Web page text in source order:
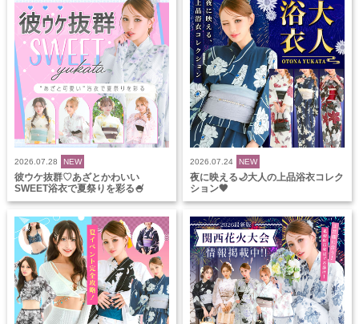
2026.07.28 NEW
彼ウケ抜群♡あざとかわいい
SWEET浴衣で夏祭りを彩る🍧
2026.07.24 NEW
夜に映える🌙大人の上品浴衣コレク
ション🖤